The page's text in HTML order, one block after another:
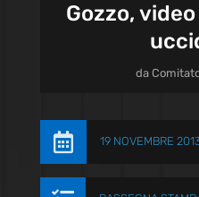
Gozzo,
da
 19 NOVEMBRE